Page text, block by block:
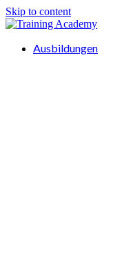
Skip to content
Ausbildungen